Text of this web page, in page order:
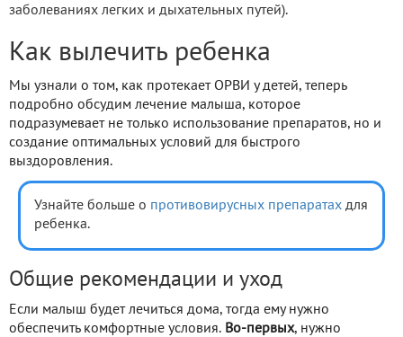
заболеваниях легких и дыхательных путей).
Как вылечить ребенка
Мы узнали о том, как протекает ОРВИ у детей, теперь
подробно обсудим лечение малыша, которое
подразумевает не только использование препаратов, но и
создание оптимальных условий для быстрого
выздоровления.
Узнайте больше о противовирусных препаратах для
ребенка.
Общие рекомендации и уход
Если малыш будет лечиться дома, тогда ему нужно
обеспечить комфортные условия. Во-первых, нужно